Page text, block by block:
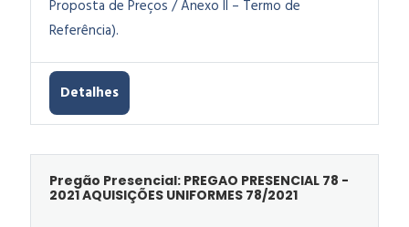
Proposta de Preços / Anexo II – Termo de
Referência).
Detalhes
Pregão Presencial: PREGAO PRESENCIAL 78 -
2021 AQUISIÇÕES UNIFORMES 78/2021